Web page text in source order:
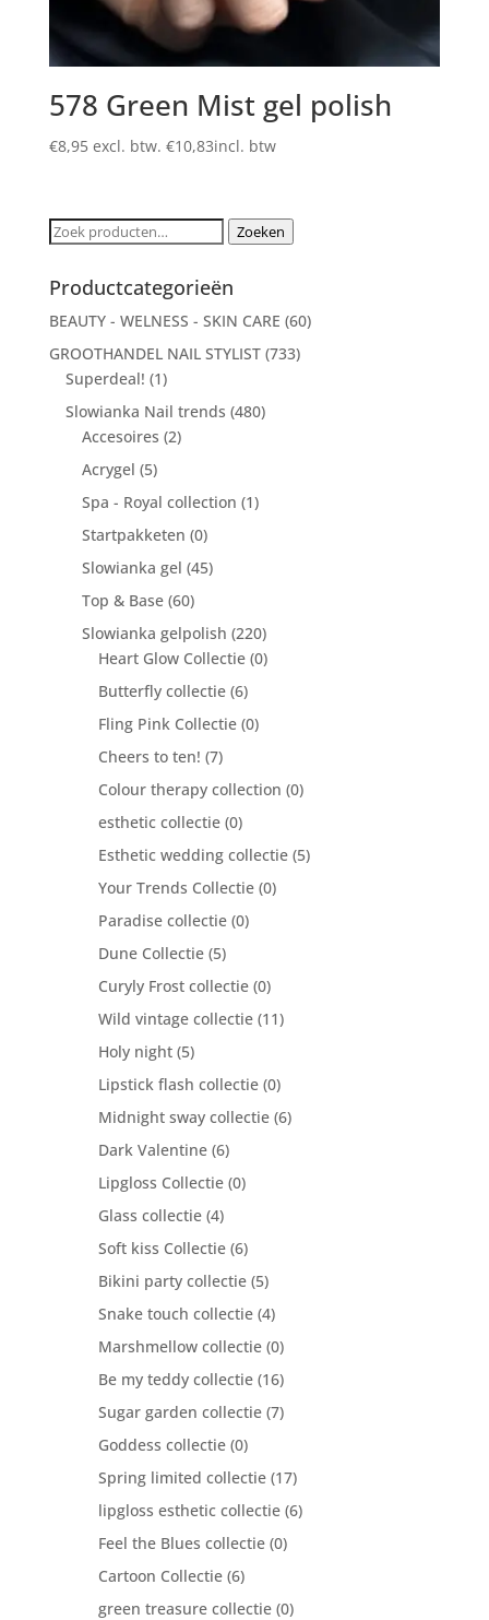
578 Green Mist gel polish
€8,95 excl. btw. €10,83incl. btw
Zoeken
Zoeken
Productcategorieën
BEAUTY - WELNESS - SKIN CARE (60)
GROOTHANDEL NAIL STYLIST (733)
Superdeal! (1)
Slowianka Nail trends (480)
Accesoires (2)
Acrygel (5)
Spa - Royal collection (1)
Startpakketen (0)
Slowianka gel (45)
Top & Base (60)
Slowianka gelpolish (220)
Heart Glow Collectie (0)
Butterfly collectie (6)
Fling Pink Collectie (0)
Cheers to ten! (7)
Colour therapy collection (0)
esthetic collectie (0)
Esthetic wedding collectie (5)
Your Trends Collectie (0)
Paradise collectie (0)
Dune Collectie (5)
Curyly Frost collectie (0)
Wild vintage collectie (11)
Holy night (5)
Lipstick flash collectie (0)
Midnight sway collectie (6)
Dark Valentine (6)
Lipgloss Collectie (0)
Glass collectie (4)
Soft kiss Collectie (6)
Bikini party collectie (5)
Snake touch collectie (4)
Marshmellow collectie (0)
Be my teddy collectie (16)
Sugar garden collectie (7)
Goddess collectie (0)
Spring limited collectie (17)
lipgloss esthetic collectie (6)
Feel the Blues collectie (0)
Cartoon Collectie (6)
green treasure collectie (0)